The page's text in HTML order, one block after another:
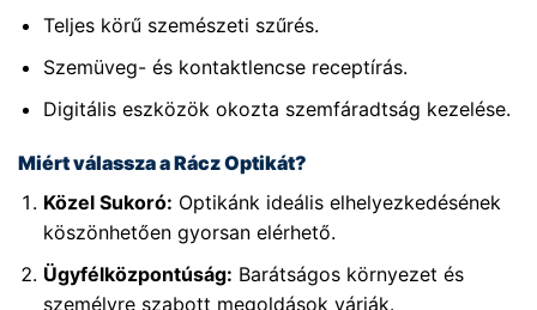
Teljes körű szemészeti szűrés.
Szemüveg- és kontaktlencse receptírás.
Digitális eszközök okozta szemfáradtság kezelése.
Miért válassza a Rácz Optikát?
Közel Sukoró: Optikánk ideális elhelyezkedésének
köszönhetően gyorsan elérhető.
Ügyfélközpontúság: Barátságos környezet és
személyre szabott megoldások várják.